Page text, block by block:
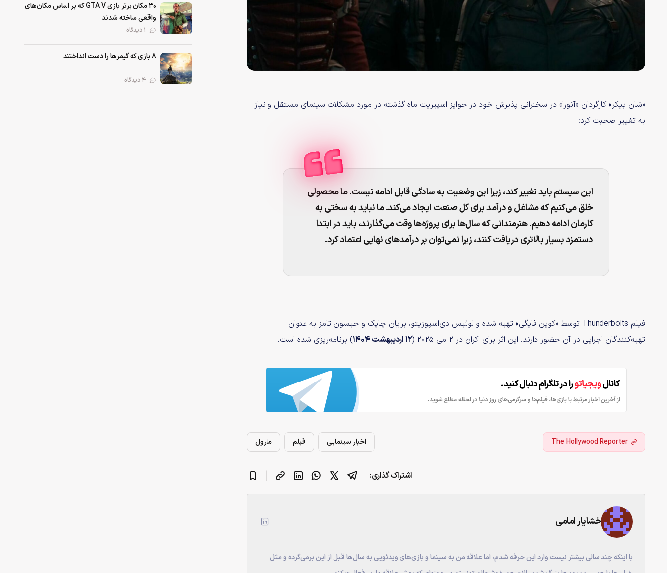
۳۰ مکان برتر بازی GTA V که بر اساس مکان‌های
واقعی ساخته شدند
۸ بازی که گیمرها را دست انداختند
«شان بیکر» کارگردان «آنورا» در سخنرانی پذیرش خود در جوایز اسپیریت ماه گذشته در مورد مشکلات سینمای مستقل و نیاز
به تغییر صحبت کرد:
این سیستم باید تغییر کند، زیرا این وضعیت به سادگی قابل ادامه نیست. ما محصولی
خلق می‌کنیم که مشاغل و درآمد برای کل صنعت ایجاد می‌کند. ما نباید به سختی به
کارمان ادامه دهیم. هنرمندانی که سال‌ها برای پروژه‌ها وقت می‌گذارند، باید در ابتدا
دستمزد بسیار بالاتری دریافت کنند، زیرا نمی‌توان بر درآمدهای نهایی اعتماد کرد.
فیلم Thunderbolts توسط «کوین فایگی» تهیه شده و لوئیس دی‌اسپوزیتو، برایان چاپک و جیسون تامز به عنوان
تهیه‌کنندگان اجرایی در آن حضور دارند. این اثر برای اکران در ۲ می ۲۰۲۵ (
۱۲ اردیبهشت ۱۴۰۴ ) برنامه‌ریزی شده است.
The Hollywood Reporter اخبار سینمایی فیلم مارول
اشتراک گذاری:
خشایار امامی
با اینکه چند سالی بیشتر نیست وارد این حرفه شدم، اما علاقه من به سینما و بازی‌های ویدئویی به سال‌ها قبل از این برمی‌گرده و مثل